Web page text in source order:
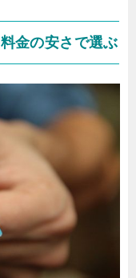
金の安さで選ぶ